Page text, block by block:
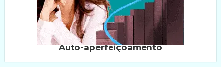
Auto-aperfeiçoamento